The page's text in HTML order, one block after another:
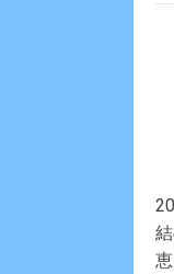
恵